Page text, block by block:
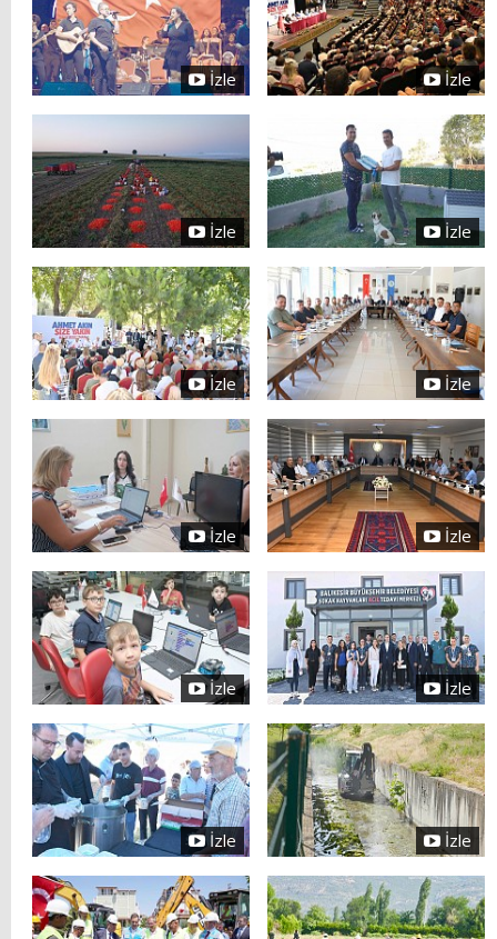
İzle İzle
İzle İzle
İzle İzle
İzle İzle
İzle İzle
İzle İzle